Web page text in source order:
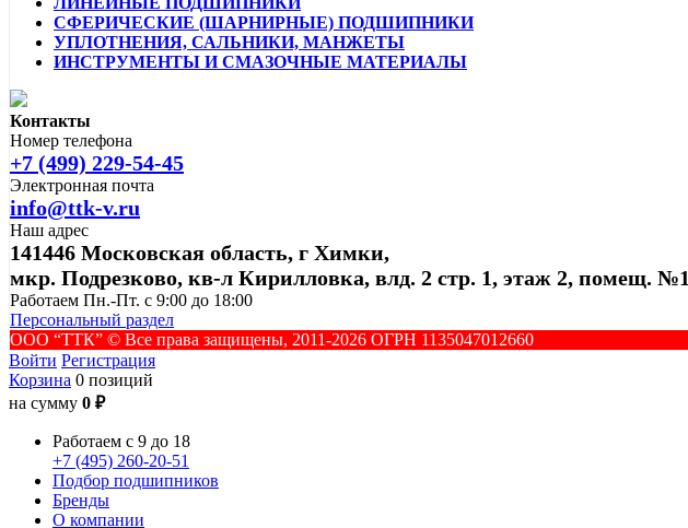
СФЕРИЧЕСКИЕ (ШАРНИРНЫЕ) ПОДШИПНИКИ
УПЛОТНЕНИЯ, САЛЬНИКИ, МАНЖЕТЫ
ИНСТРУМЕНТЫ И СМАЗОЧНЫЕ МАТЕРИАЛЫ
Контакты
Номер телефона
+7 (499) 229-54-45
Электронная почта
info@ttk-v.ru
Наш адрес
141446 Московская область, г Химки,
мкр. Подрезково, кв-л Кирилловка, влд. 2 стр. 1, этаж 2, помещ. №1
Работаем Пн.-Пт. с 9:00 до 18:00
Персональный раздел
ООО “ТТК” ©️ Все права защищены, 2011-2026 ОГРН 1135047012660
Войти Регистрация
Корзина 0 позиций
на сумму 0 ₽
Работаем с 9 до 18
+7 (495) 260-20-51
Подбор подшипников
Бренды
О компании